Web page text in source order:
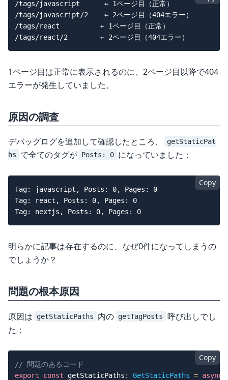
/tags/javascript      ← 1ページ目（正常）
/tags/javascript/2    ← 2ページ目（404エラー）
/tags/react          ← 1ページ目（正常）
1ページ目は正常に表示されるのに、2ページ目以降で404
エラーが発生していました。
原因の調査
デバッグログを追加して確認したところ、
getStaticPat
hs
で全てのタグが Posts: 0 になっていました：
Copy
Tag: javascript, Posts: 0, Pages: 0
Tag: react, Posts: 0, Pages: 0
Tag: nextjs, Posts: 0, Pages: 0
明らかに記事は存在するのに、なぜ0件になってしまうの
でしょうか？
問題の根本原因
原因は getStaticPaths 内の getTagPosts
呼び出しでし
た：
Copy
// 問題のあるコード
export
const getStaticPaths : GetStaticPaths = async